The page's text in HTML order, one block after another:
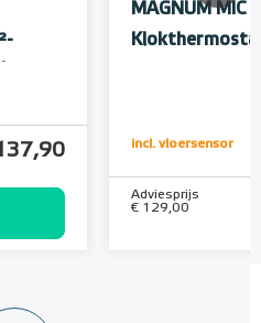
MAGNUM MIC
incl. vloersensor
Adviesprijs
€ 129,00